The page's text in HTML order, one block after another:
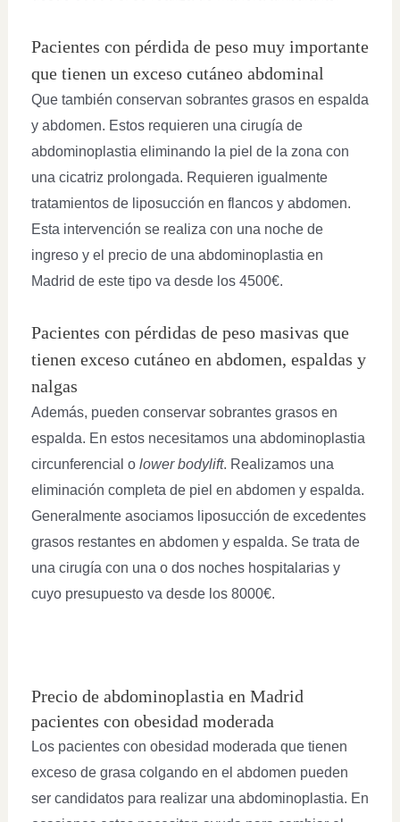
Pacientes con pérdida de peso muy importante
que tienen un exceso cutáneo abdominal
Que también conservan sobrantes grasos en espalda
y abdomen. Estos requieren una cirugía de
abdominoplastia eliminando la piel de la zona con
una cicatriz prolongada. Requieren igualmente
tratamientos de liposucción en flancos y abdomen.
Esta intervención se realiza con una noche de
ingreso y el precio de una abdominoplastia en
Madrid de este tipo va desde los 4500€.
Pacientes con pérdidas de peso masivas que
tienen exceso cutáneo en abdomen, espaldas y
nalgas
Además, pueden conservar sobrantes grasos en
espalda. En estos necesitamos una abdominoplastia
circunferencial o lower bodylift. Realizamos una
eliminación completa de piel en abdomen y espalda.
Generalmente asociamos liposucción de excedentes
grasos restantes en abdomen y espalda. Se trata de
una cirugía con una o dos noches hospitalarias y
cuyo presupuesto va desde los 8000€.
Precio de abdominoplastia en Madrid
pacientes con obesidad moderada
Los pacientes con obesidad moderada que tienen
exceso de grasa colgando en el abdomen pueden
ser candidatos para realizar una abdominoplastia. En